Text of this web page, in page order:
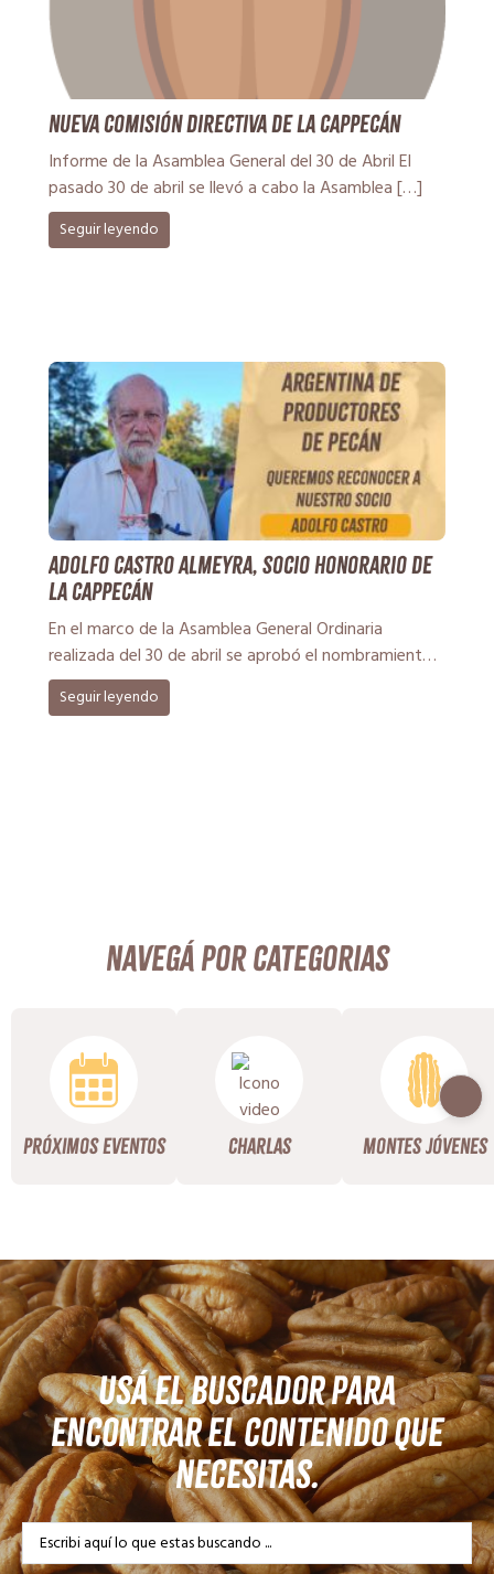
Nueva Comisión Directiva de la CAPPecán
Informe de la Asamblea General del 30 de Abril El
pasado 30 de abril se llevó a cabo la Asamblea […]
Seguir leyendo
Adolfo Castro Almeyra, socio honorario de
la CAPPecán
En el marco de la Asamblea General Ordinaria
realizada del 30 de abril se aprobó el nombramiento
de Adolfo Castro […]
Seguir leyendo
Navegá por categorias
Próximos Eventos Charlas Montes Jóvenes
Usá el buscador para
encontrar el contenido que
necesitas.
S
e